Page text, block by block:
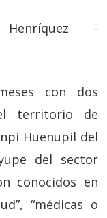
-
con dos
territorio de
Huenupil del
del sector
conocidos en
“médicas o